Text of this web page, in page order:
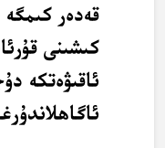
قەدەر
كىشىنى
ئاقىۋەتكە